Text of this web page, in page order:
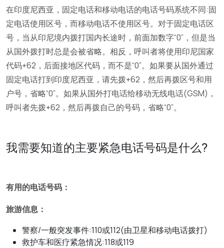
在印度尼西亚，固定电话和移动电话的电话号码系统不同:固
定电话使用区号，而移动电话不使用区号。对于固定电话区
号，当从印尼境内拨打国内长途时，前面加数字“0”，但是当
从国外拨打时总是会被省略。相反，呼叫者将使用印尼国家
代码+62，后面接地区代码，而不是“0”。如果要从国外通过
固定电话打到印度尼西亚，请先拨+62，然后再拨区号和用
户号，省略“0”。如果从国外打电话给移动无线电话(GSM)，
呼叫者先拨+62，然后再拨自己的号码，省略“0”。
我需要知道的主要紧急电话号码是什么?
有用的电话号码：
旅游信息：
警察/一般突发事件:110或112(由卫星和移动电话拨打)
救护车和医疗紧急情况:118或119